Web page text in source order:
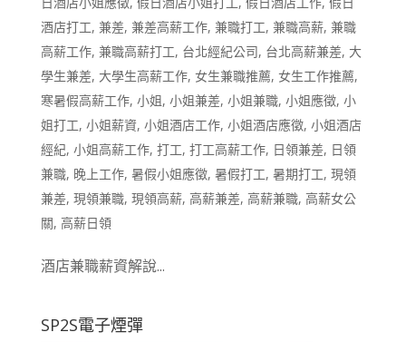
酒店打工, 兼差, 兼差高薪工作, 兼職打工, 兼職高薪, 兼職
高薪工作, 兼職高薪打工, 台北經紀公司, 台北高薪兼差, 大
學生兼差, 大學生高薪工作, 女生兼職推薦, 女生工作推薦,
寒暑假高薪工作, 小姐, 小姐兼差, 小姐兼職, 小姐應徵, 小
姐打工, 小姐薪資, 小姐酒店工作, 小姐酒店應徵, 小姐酒店
經紀, 小姐高薪工作, 打工, 打工高薪工作, 日領兼差, 日領
兼職, 晚上工作, 暑假小姐應徵, 暑假打工, 暑期打工, 現領
兼差, 現領兼職, 現領高薪, 高薪兼差, 高薪兼職, 高薪女公
關, 高薪日領
酒店兼職薪資解說...
SP2S電子煙彈